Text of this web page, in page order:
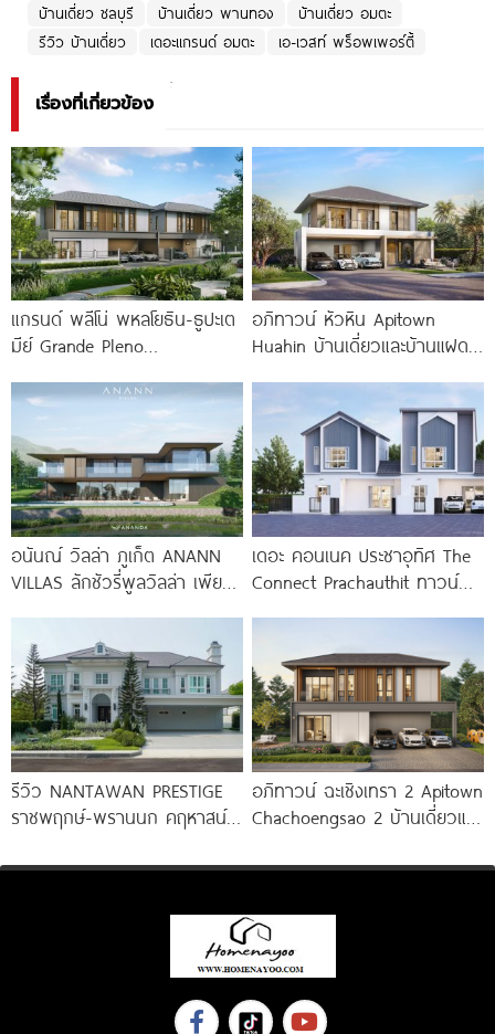
บ้านเดี่ยว ชลบุรี
บ้านเดี่ยว พานทอง
บ้านเดี่ยว อมตะ
รีวิว บ้านเดี่ยว
เดอะแกรนด์ อมตะ เอ-เวสท์ พร็อพเพอร์ตี้
เรื่องที่เกี่ยวข้อง
แกรนด์ พลีโน่ พหลโยธิน-ธูปะเต
มีย์ Grande Pleno
บ้านดีไซน์ใหม่ ติดถนนพหลโยธิน
อภิทาวน์ หัวหิน Apitown
Huahin บ้านเดี่ยวและบ้านแฝด
อนันณ์ วิลล่า ภูเก็ต ANANN
VILLAS ลักชัวรี่พูลวิลล่า เพียง
เดอะ คอนเนค ประชาอุทิศ The
Connect Prachauthit ทาวน์
เริ่ม
รีวิว NANTAWAN PRESTIGE
ราชพฤกษ์-พรานนก คฤหาสน์
เริ่ม
อภิทาวน์ ฉะเชิงเทรา 2 Apitown
Chachoengsao 2 บ้านเดี่ยวและ